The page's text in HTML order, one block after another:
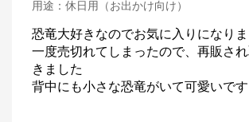
用途 ： 休日用（お出かけ向け）
恐竜大好きなのでお気に入りになり
一度売切れてしまったので、再販さ
きました
背中にも小さな恐竜がいて可愛いです